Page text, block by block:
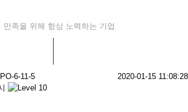
만족을 위해 항상 노력하는 기업
6-11-5
2020-01-15 11:08:28